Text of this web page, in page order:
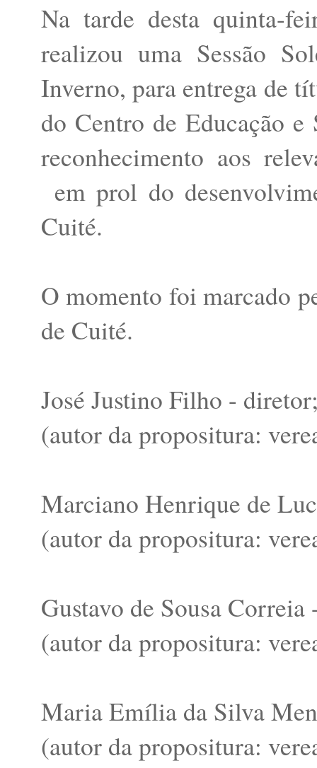
Na tarde desta quinta-
realizou uma Sessão
Inverno, para entrega de
do Centro de Educação
reconhecimento aos
em prol do
Cuité.
O momento foi marcado
de Cuité.
José Justino Filho -
(autor da propositura:
Marciano Henrique de
(autor da propositura:
Gustavo de Sousa
(autor da propositura:
Maria Emília da Silva
(autor da propositura: